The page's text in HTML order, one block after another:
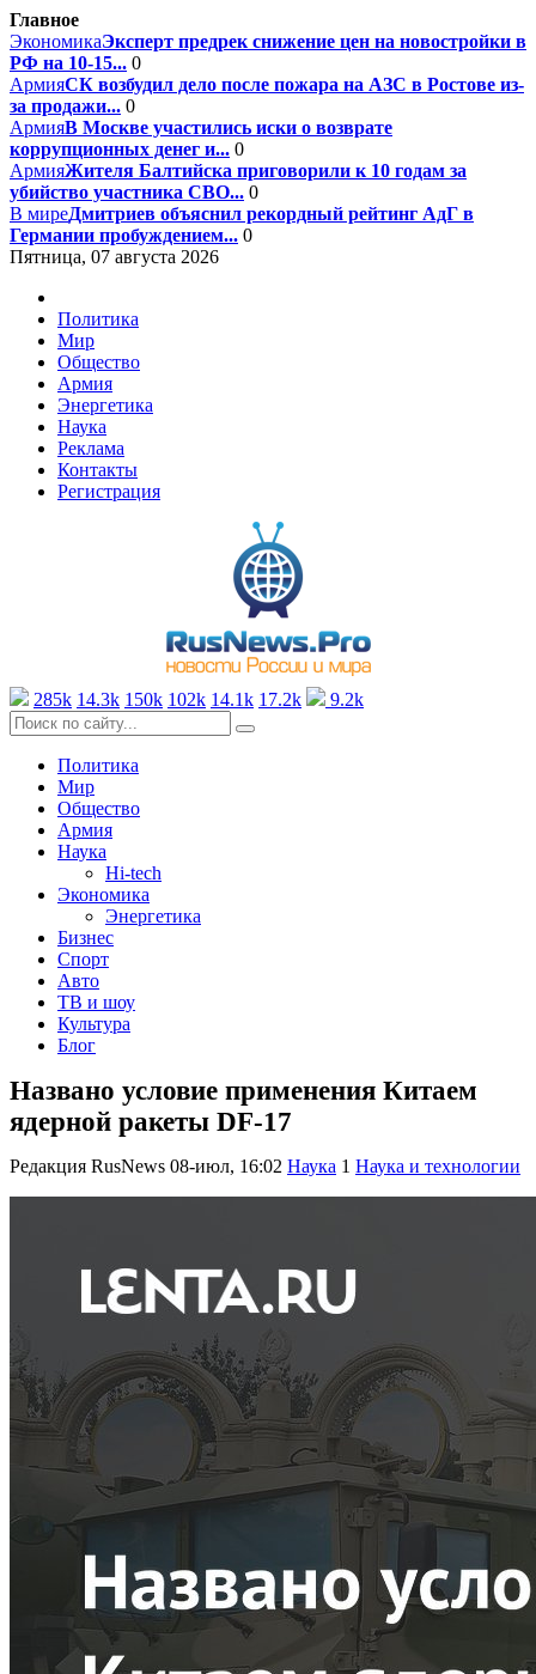
Главное
ЭкономикаЭксперт предрек снижение цен на новостройки в
РФ на 10-15... 0
АрмияСК возбудил дело после пожара на АЗС в Ростове из-
за продажи... 0
АрмияВ Москве участились иски о возврате
коррупционных денег и... 0
АрмияЖителя Балтийска приговорили к 10 годам за
убийство участника СВО... 0
В миреДмитриев объяснил рекордный рейтинг АдГ в
Германии пробуждением... 0
Пятница, 07 августа 2026
Политика
Мир
Общество
Армия
Энергетика
Наука
Реклама
Контакты
Регистрация
285k 14.3k 150k 102k 14.1k 17.2k 9.2k
Политика
Мир
Общество
Армия
Наука
Hi-tech
Экономика
Энергетика
Бизнес
Спорт
Авто
ТВ и шоу
Культура
Блог
Названо условие применения Китаем
ядерной ракеты DF-17
Редакция RusNews 08-июл, 16:02 Наука 1 Наука и технологии